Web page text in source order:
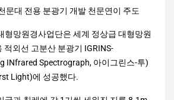
문대 전용 분광기 개발 천문연이 주도
형망원경사업단은 세계 정상급 대형망원
적외선 고분산 분광기 IGRINS-
INfrared Spectrograph, 아이그린스-투)
Light)에 성공했다.